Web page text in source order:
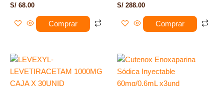
S/ 68.00
Comprar
S/ 288.00
Comprar